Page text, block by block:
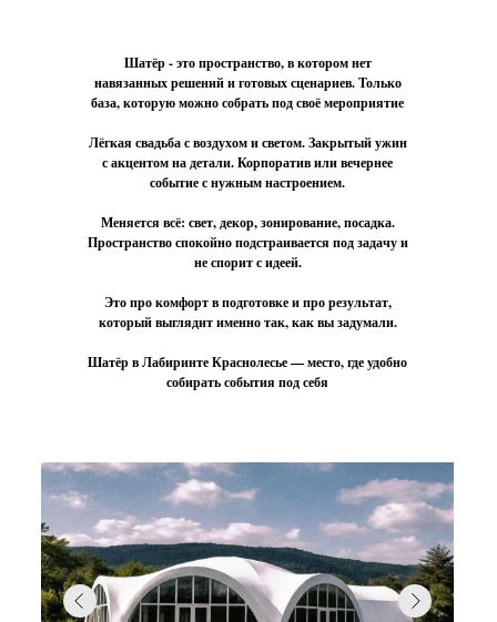
Шатёр - это пространство, в котором нет
навязанных решений и готовых сценариев. Только
база, которую можно собрать под своё мероприятие
Лёгкая свадьба с воздухом и светом. Закрытый ужин
с акцентом на детали. Корпоратив или вечернее
событие с нужным настроением.
Меняется всё: свет, декор, зонирование, посадка.
Пространство спокойно подстраивается под задачу и
не спорит с идеей.
Это про комфорт в подготовке и про результат,
который выглядит именно так, как вы задумали.
Шатёр в Лабиринте Краснолесье — место, где удобно
собирать события под себя
Белый Замок расположен в 10
километрах от Судака, на склоне
горного массива Таракташ.
уникальная архитектура. Мы
уровня комфорта: люкс, делюкс и
стандарт. На территории Белого
камин, просторная терраса и
беседка. Круглый год мы
гарантируем вам спокойствие и
уединенность.
Белый замок